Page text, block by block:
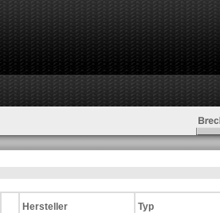
Hersteller Typ